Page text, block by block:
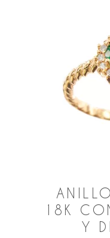
18K
Y